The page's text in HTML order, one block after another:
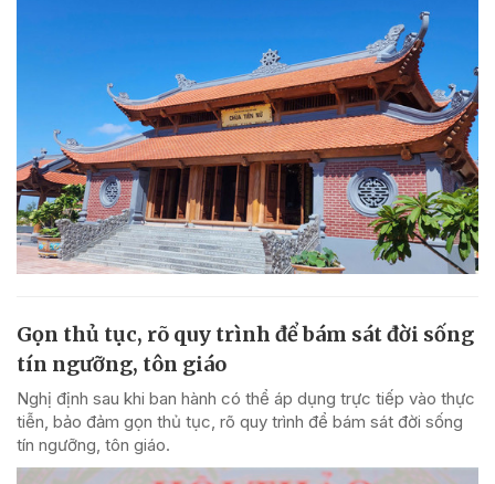
Gọn thủ tục, rõ quy trình để bám sát đời sống
tín ngưỡng, tôn giáo
Nghị định sau khi ban hành có thể áp dụng trực tiếp vào thực
tiễn, bảo đảm gọn thủ tục, rõ quy trình để bám sát đời sống
tín ngưỡng, tôn giáo.